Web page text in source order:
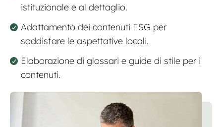
istituzionale e al dettaglio.
Adattamento dei contenuti ESG per
soddisfare le aspettative locali.
Elaborazione di glossari e guide di stile per i
contenuti.